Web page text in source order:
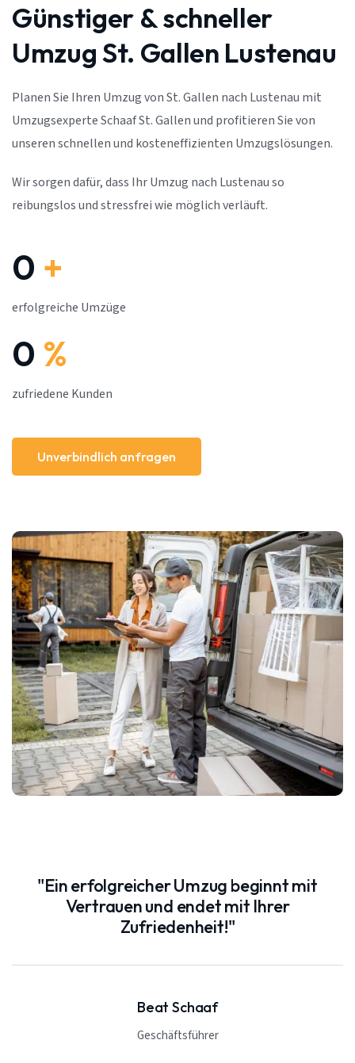
"Ein erfolgreicher Umzug beginnt mit
Vertrauen und endet mit Ihrer
Zufriedenheit!"
Beat Schaaf
Geschäftsführer
Günstiger & schneller
Umzug St. Gallen Lustenau
Planen Sie Ihren Umzug von St. Gallen nach Lustenau mit
Umzugsexperte Schaaf St. Gallen und profitieren Sie von
unseren schnellen und kosteneffizienten Umzugslösungen.
Wir sorgen dafür, dass Ihr Umzug nach Lustenau so
reibungslos und stressfrei wie möglich verläuft.
0 +
erfolgreiche Umzüge
0 %
zufriedene Kunden
Unverbindlich anfragen